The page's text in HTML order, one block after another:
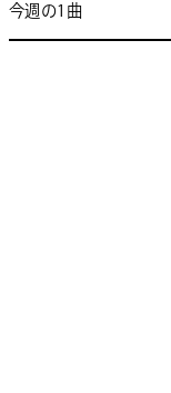
今週の1曲